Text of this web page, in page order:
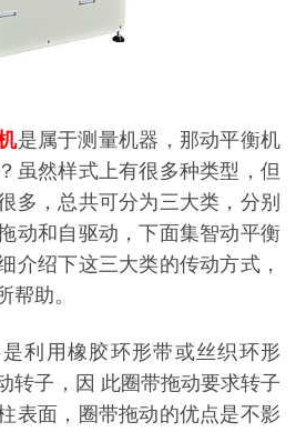
是属于测量机器，那动平衡机
虽然样式上有很多种类型，但
多，总共可分为三大类，分别
动和自驱动，下面集智动平衡
介绍下这三大类的传动方式，
帮助。
利用橡胶环形带或丝织环形
转子，因 此圈带拖动要求转子
表面，圈带拖动的优点是不影